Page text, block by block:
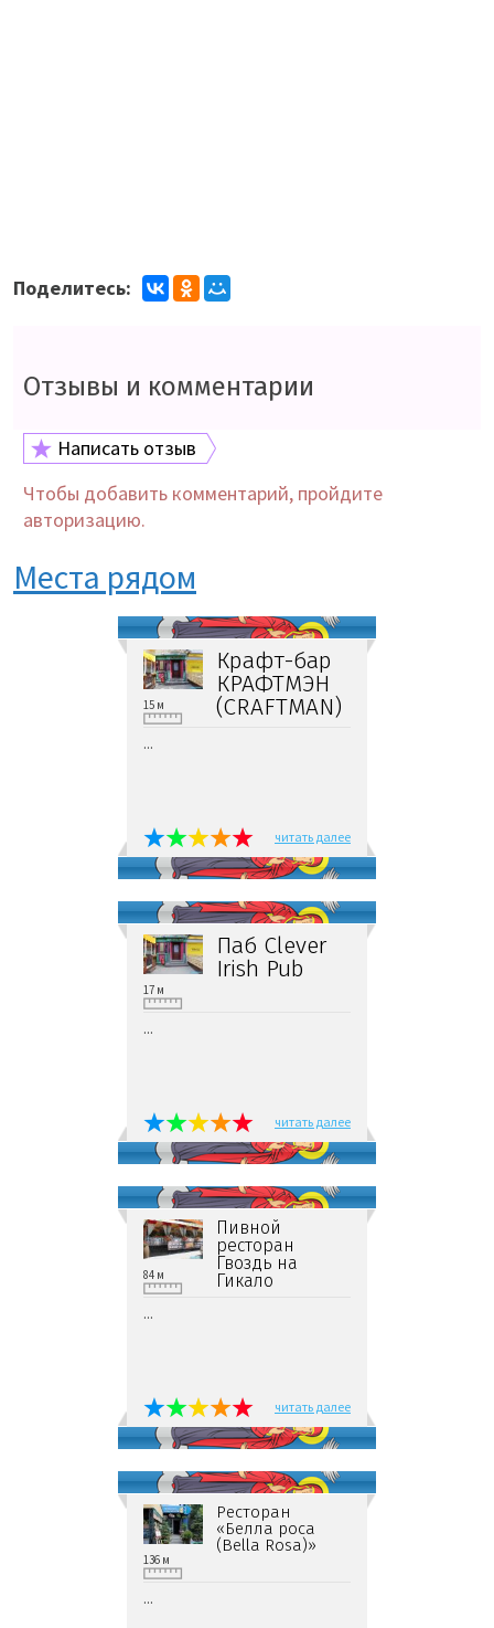
Поделитесь:
Отзывы и комментарии
Написать отзыв
Чтобы добавить комментарий, пройдите
авторизацию.
Места рядом
Крафт-бар
КРАФТМЭН
(CRAFTMAN)
15 м
...
читать далее
Паб Clever
Irish Pub
17 м
...
читать далее
Пивной
ресторан
Гвоздь на
Гикало
84 м
...
читать далее
Ресторан
«Белла роcа
(Bella Rosa)»
136 м
...